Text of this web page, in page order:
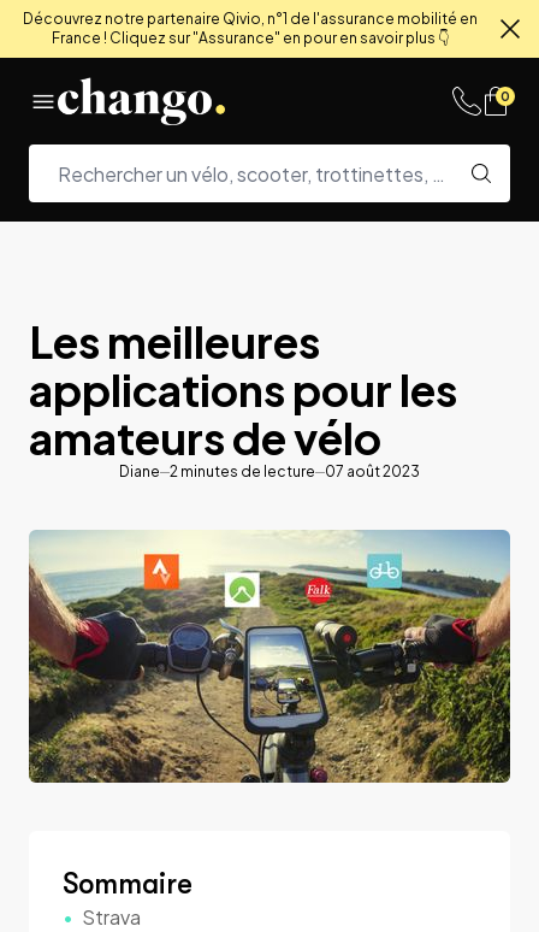
Découvrez notre partenaire Qivio, n°1 de l'assurance mobilité en
France ! Cliquez sur "Assurance" en pour en savoir plus 👇
0
Les meilleures
applications pour les
amateurs de vélo
Diane 2 minutes de lecture 07 août 2023
Sommaire
Strava